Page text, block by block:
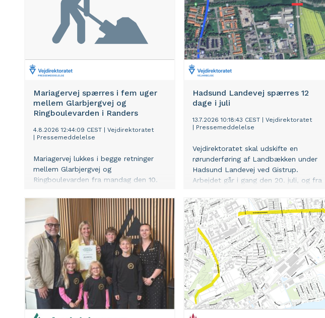
Mariagervej spærres i fem uger
mellem Glarbjergvej og
Ringboulevarden i Randers
4.8.2026 12:44:09 CEST
Vejdirektoratet
Pressemeddelelse
Mariagervej lukkes i begge retninger
mellem Glarbjergvej og
Ringboulevarden fra mandag den 10.
Spærringen sker i forbindelse med
ombygningen af rundkørslen ved
Mariagervej og Ringboulevarden til et
lysreguleret kryds.
Hadsund Landevej spærres 12
dage i juli
13.7.2026 10:18:43 CEST
Vejdirektoratet
Pressemeddelelse
Vejdirektoratet skal udskifte en
rørunderføring af Landbækken under
Hadsund Landevej ved Gistrup.
Arbejdet går i gang den 20. juli, og fra
være helt spærret for trafik.